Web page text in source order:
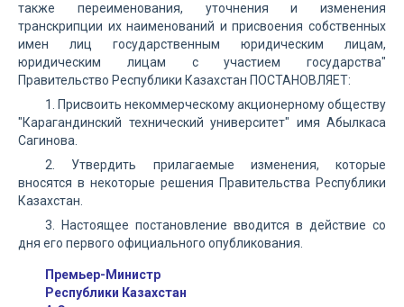
также переименования, уточнения и изменения
транскрипции их наименований и присвоения собственных
имен лиц государственным юридическим лицам,
юридическим лицам с участием государства"
Правительство Республики Казахстан ПОСТАНОВЛЯЕТ:
1. Присвоить некоммерческому акционерному обществу
"Карагандинский технический университет" имя Абылкаса
Сагинова.
2. Утвердить прилагаемые изменения, которые
вносятся в некоторые решения Правительства Республики
Казахстан.
3. Настоящее постановление вводится в действие со
дня его первого официального опубликования.
Премьер-Министр
Республики Казахстан